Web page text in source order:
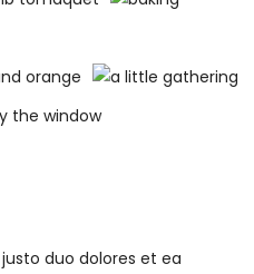
duo dolores et ea